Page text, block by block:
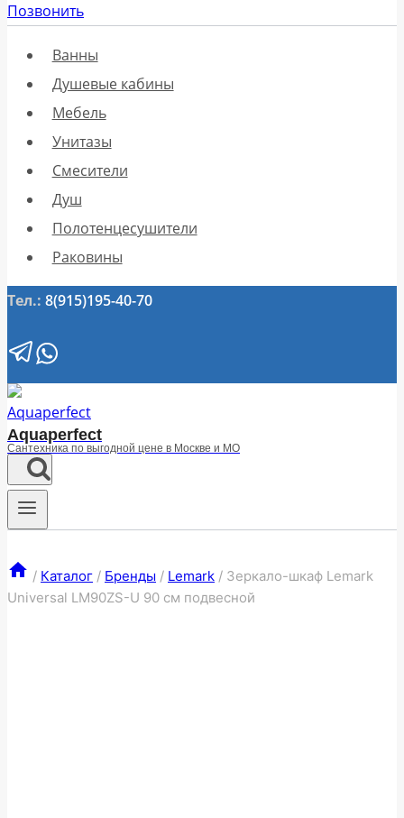
Позвонить
Ванны
Душевые кабины
Мебель
Унитазы
Смесители
Душ
Полотенцесушители
Раковины
Тел.: 8(915)195-40-70
Aquaperfect
Сантехника по выгодной цене в Москве и МО
/ Каталог / Бренды / Lemark / Зеркало-шкаф Lemark
Universal LM90ZS-U 90 см подвесной